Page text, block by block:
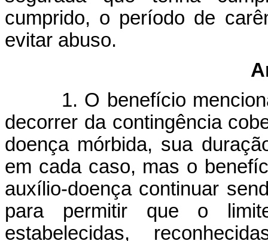
cumprido, o período de
evitar abuso.
1. O benefício
decorrer da contingência
doença mórbida, sua
em cada caso, mas o
auxílio-doença continuar
para permitir que o
estabelecidas,